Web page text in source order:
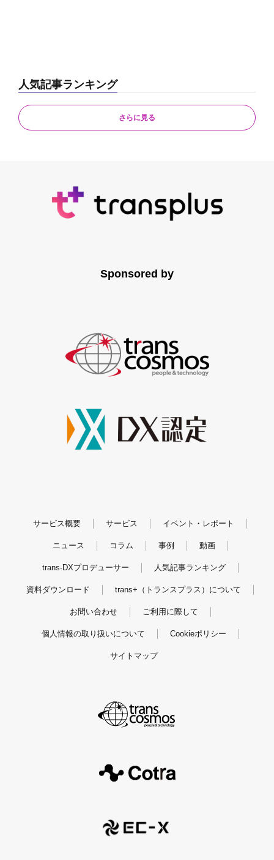
人気記事ランキング
さらに見る
Sponsored by
サービス概要 サービス イベント・レポート
ニュース コラム 事例 動画
trans-DXプロデューサー 人気記事ランキング
資料ダウンロード trans+（トランスプラス）について
お問い合わせ ご利用に際して
個人情報の取り扱いについて Cookieポリシー
サイトマップ